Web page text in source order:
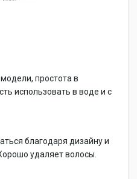
простота в
использовать в воде и с
благодаря дизайну и
удаляет волосы.